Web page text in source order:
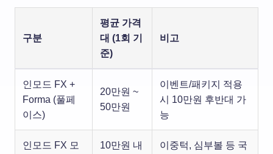
구분
평균 가격
대 (1회 기
준)
비고
인모드 FX +
Forma (풀페
이스)
20만원 ~
50만원
이벤트/패키지 적용
시 10만원 후반대 가
능
인모드 FX 모
10만원 내
이중턱, 심부볼 등 국